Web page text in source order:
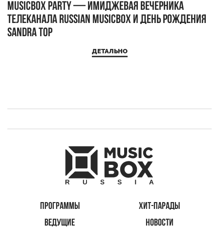
MUSICBOX PARTY — имиджевая вечерника
телеканала RUSSIAN MUSICBOX и день рождения
Sandra Top
ДЕТАЛЬНО
ПРОГРАММЫ
ХИТ-ПАРАДЫ
ВЕДУЩИЕ
НОВОСТИ